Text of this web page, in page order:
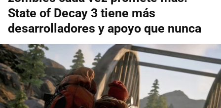
State of Decay 3 tiene más
desarrolladores y apoyo que nunca